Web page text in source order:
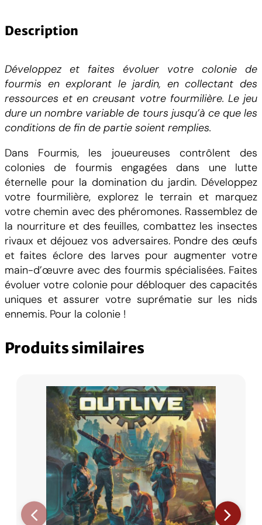
t
é
d
e
F
o
r
m
i
s
Description
Développez et faites évoluer votre colonie de
fourmis en explorant le jardin, en collectant des
ressources et en creusant votre fourmilière. Le jeu
dure un nombre variable de tours jusqu’à ce que les
conditions de fin de partie soient remplies.
Dans Fourmis, les joueureuses contrôlent des
colonies de fourmis engagées dans une lutte
éternelle pour la domination du jardin. Développez
votre fourmilière, explorez le terrain et marquez
votre chemin avec des phéromones. Rassemblez de
la nourriture et des feuilles, combattez les insectes
rivaux et déjouez vos adversaires. Pondre des œufs
et faites éclore des larves pour augmenter votre
main-d’œuvre avec des fourmis spécialisées. Faites
évoluer votre colonie pour débloquer des capacités
uniques et assurer votre suprématie sur les nids
ennemis. Pour la colonie !
Produits similaires